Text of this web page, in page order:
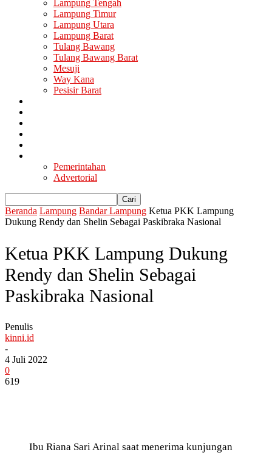
Lampung Tengah
Lampung Timur
Lampung Utara
Lampung Barat
Tulang Bawang
Tulang Bawang Barat
Mesuji
Way Kana
Pesisir Barat
Pemerintahan
Advertorial
Beranda Lampung Bandar Lampung Ketua PKK Lampung
Dukung Rendy dan Shelin Sebagai Paskibraka Nasional
Ketua PKK Lampung Dukung
Rendy dan Shelin Sebagai
Paskibraka Nasional
Penulis
kinni.id
-
4 Juli 2022
0
619
Ibu Riana Sari Arinal saat menerima kunjungan